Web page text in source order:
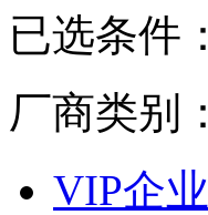
已选条件：
厂商类别：
VIP企业